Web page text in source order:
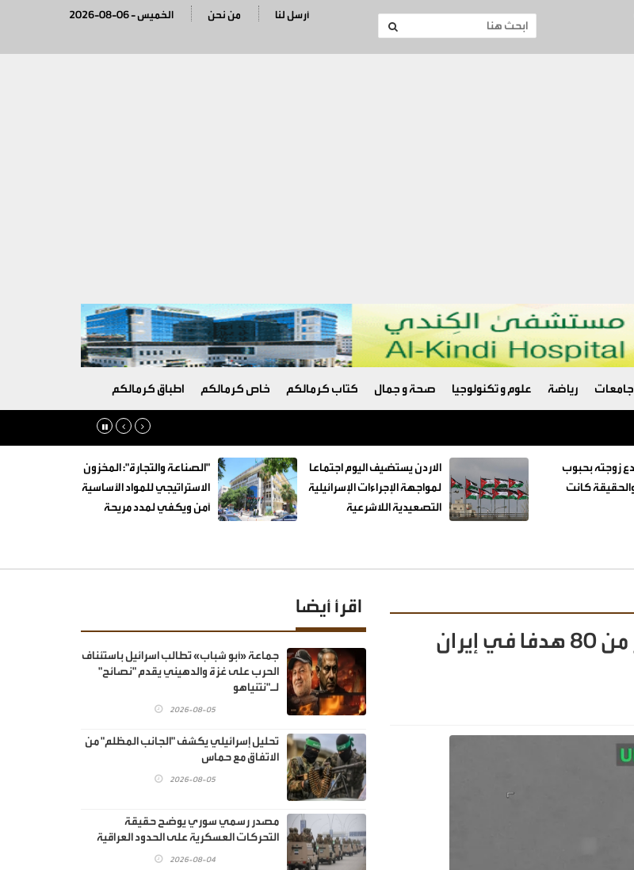
2026-08-06 - الخميس من نحن أرسل لنا
جامعات رياضة علوم و تكنولوجيا صحة و جمال كتاب كرمالكم خاص كرمالكم اطباق كرمالكم
زوجته بحبوب
كانت
الاردن يستضيف اليوم اجتماعا
لمواجهة الإجراءات الإسرائيلية
التصعيدية اللاشرعية
"الصناعة والتجارة": المخزون
الاستراتيجي للمواد الأساسية
آمن ويكفي لمدد مريحة
الجيش الأميركي ينفذ ضربات على أكثر من 80 هدفا في إيران
اقرأ أيضا
جماعة «أبو شباب» تطالب اسرائيل باستئناف
الحرب على غزة والدهيني يقدم "نصائح"
لـ"نتنياهو
2026-08-05
تحليل إسرائيلي يكشف "الجانب المظلم" من
الاتفاق مع حماس
2026-08-05
مصدر رسمي سوري يوضح حقيقة
التحركات العسكرية على الحدود العراقية
2026-08-04